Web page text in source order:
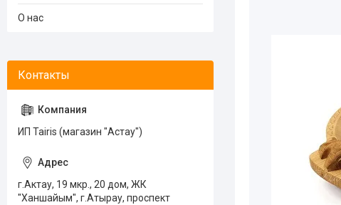
О нас
ИП Tairis (магазин "Астау")
г.Актау, 19 мкр., 20 дом, ЖК
"Ханшайым", г.Атырау, проспект